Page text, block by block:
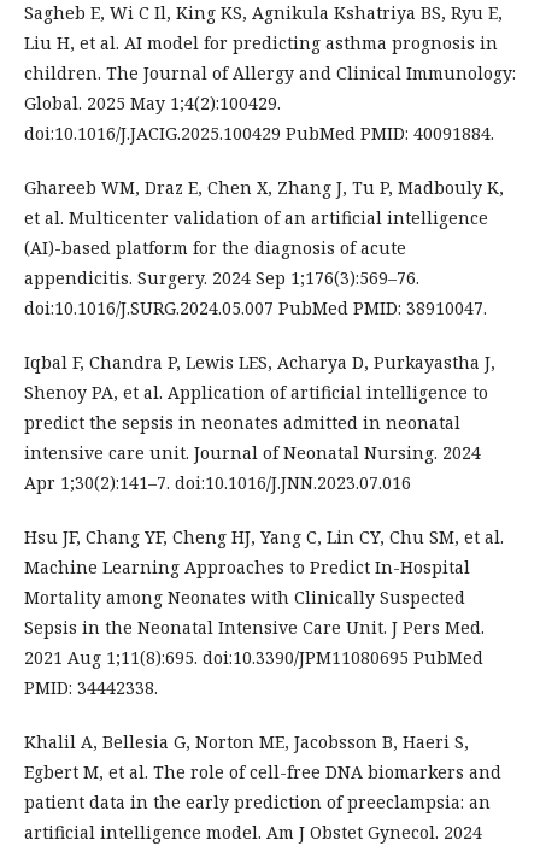
Sagheb E, Wi C Il, King KS, Agnikula Kshatriya BS, Ryu E,
Liu H, et al. AI model for predicting asthma prognosis in
children. The Journal of Allergy and Clinical Immunology:
Global. 2025 May 1;4(2):100429.
doi:10.1016/J.JACIG.2025.100429 PubMed PMID: 40091884.
Ghareeb WM, Draz E, Chen X, Zhang J, Tu P, Madbouly K,
et al. Multicenter validation of an artificial intelligence
(AI)-based platform for the diagnosis of acute
appendicitis. Surgery. 2024 Sep 1;176(3):569–76.
doi:10.1016/J.SURG.2024.05.007 PubMed PMID: 38910047.
Iqbal F, Chandra P, Lewis LES, Acharya D, Purkayastha J,
Shenoy PA, et al. Application of artificial intelligence to
predict the sepsis in neonates admitted in neonatal
intensive care unit. Journal of Neonatal Nursing. 2024
Apr 1;30(2):141–7. doi:10.1016/J.JNN.2023.07.016
Hsu JF, Chang YF, Cheng HJ, Yang C, Lin CY, Chu SM, et al.
Machine Learning Approaches to Predict In-Hospital
Mortality among Neonates with Clinically Suspected
Sepsis in the Neonatal Intensive Care Unit. J Pers Med.
2021 Aug 1;11(8):695. doi:10.3390/JPM11080695 PubMed
PMID: 34442338.
Khalil A, Bellesia G, Norton ME, Jacobsson B, Haeri S,
Egbert M, et al. The role of cell-free DNA biomarkers and
patient data in the early prediction of preeclampsia: an
artificial intelligence model. Am J Obstet Gynecol. 2024